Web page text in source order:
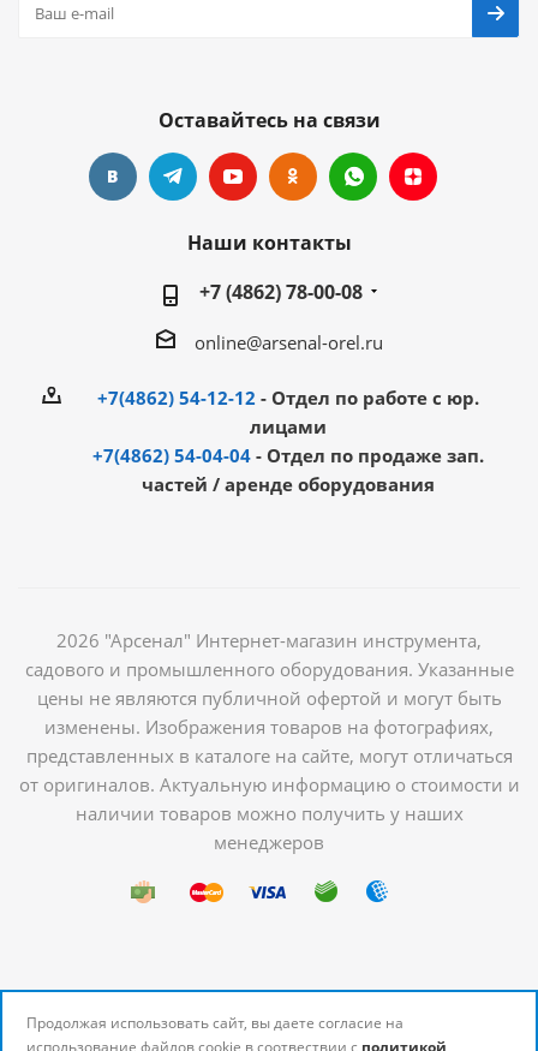
Оставайтесь на связи
Наши контакты
+7 (4862) 78-00-08
online@arsenal-orel.ru
+7(4862) 54-12-12 - Отдел по работе с юр.
лицами
+7(4862) 54-04-04 - Отдел по продаже зап.
частей / аренде оборудования
2026 "Арсенал" Интернет-магазин инструмента,
садового и промышленного оборудования. Указанные
цены не являются публичной офертой и могут быть
изменены. Изображения товаров на фотографиях,
представленных в каталоге на сайте, могут отличаться
от оригиналов. Актуальную информацию о стоимости и
наличии товаров можно получить у наших
менеджеров
Продолжая использовать сайт, вы даете согласие на
использование файлов cookie в соотвествии с политикой